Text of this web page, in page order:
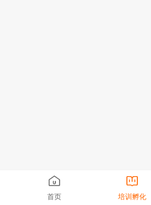
首页 培训孵化